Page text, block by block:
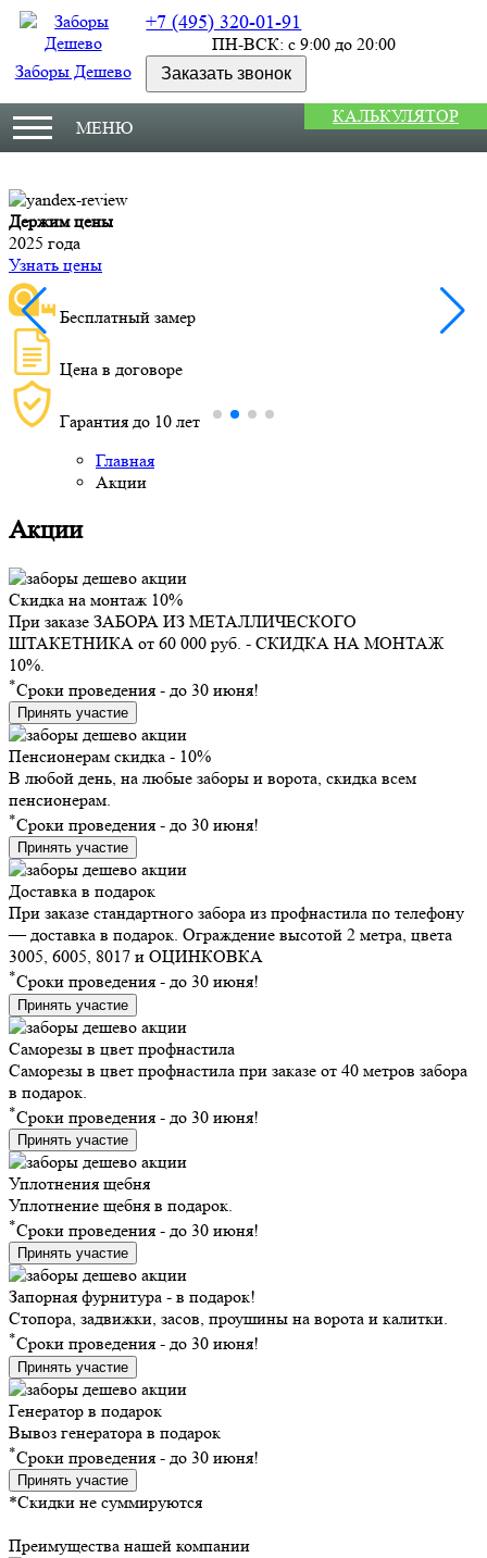
Заборы Дешево
+7 (495) 320-01-91
ПН-ВСК: с 9:00 до 20:00
Заказать звонок
МЕНЮ
КАЛЬКУЛЯТОР
Держим цены
2025 года
Узнать цены
Бесплатный замер
Цена в договоре
Гарантия до 10 лет
Главная
Акции
Акции
Скидка на монтаж 10%
При заказе ЗАБОРА ИЗ МЕТАЛЛИЧЕСКОГО
ШТАКЕТНИКА от 60 000 руб. - СКИДКА НА МОНТАЖ
10%.
*Сроки проведения - до 30 июня!
Принять участие
Пенсионерам скидка - 10%
В любой день, на любые заборы и ворота, скидка всем
пенсионерам.
*Сроки проведения - до 30 июня!
Принять участие
Доставка в подарок
При заказе стандартного забора из профнастила по телефону
— доставка в подарок. Ограждение высотой 2 метра, цвета
3005, 6005, 8017 и ОЦИНКОВКА
*Сроки проведения - до 30 июня!
Принять участие
Саморезы в цвет профнастила
Саморезы в цвет профнастила при заказе от 40 метров забора
в подарок.
*Сроки проведения - до 30 июня!
Принять участие
Уплотнения щебня
Уплотнение щебня в подарок.
*Сроки проведения - до 30 июня!
Принять участие
Запорная фурнитура - в подарок!
Стопора, задвижки, засов, проушины на ворота и калитки.
*Сроки проведения - до 30 июня!
Принять участие
Генератор в подарок
Вывоз генератора в подарок
*Сроки проведения - до 30 июня!
Принять участие
*Скидки не суммируются
Преимущества нашей компании